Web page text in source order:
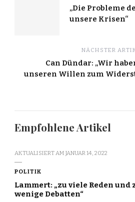
„Die Probleme
unsere Krisen“
NÄCHSTER
Can Dündar: „Wir
unseren Willen zum
Empfohlene Artikel
AKTUALISIERT AM JANUAR 14, 2022
POLITIK
Lammert: „zu viele Reden und
wenige Debatten“